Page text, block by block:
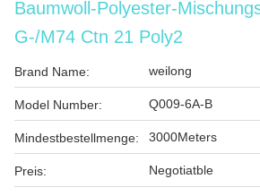
Baumwoll-Polyester-
G-/M74 Ctn 21 Poly2
Brand Name: weilong
Model Number: Q009-6A-B
Mindestbestellmenge: 3000Meters
Preis: Negotiatble